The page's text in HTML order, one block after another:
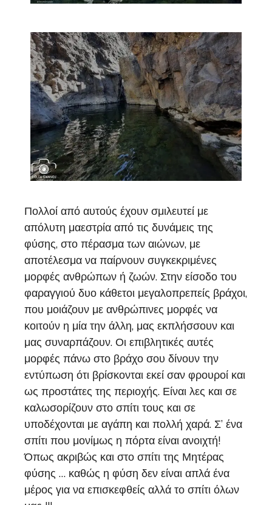
Πολλοί από αυτούς έχουν σμιλευτεί με
απόλυτη μαεστρία από τις δυνάμεις της
φύσης, στο πέρασμα των αιώνων, με
αποτέλεσμα να παίρνουν συγκεκριμένες
μορφές ανθρώπων ή ζωών. Στην είσοδο του
φαραγγιού δυο κάθετοι μεγαλοπρεπείς βράχοι,
που μοιάζουν με ανθρώπινες μορφές να
κοιτούν η μία την άλλη, μας εκπλήσσουν και
μας συναρπάζουν. Οι επιβλητικές αυτές
μορφές πάνω στο βράχο σου δίνουν την
εντύπωση ότι βρίσκονται εκεί σαν φρουροί και
ως προστάτες της περιοχής. Είναι λες και σε
καλωσορίζουν στο σπίτι τους και σε
υποδέχονται με αγάπη και πολλή χαρά. Σ’ ένα
σπίτι που μονίμως η πόρτα είναι ανοιχτή!
Όπως ακριβώς και στο σπίτι της Μητέρας
φύσης … καθώς η φύση δεν είναι απλά ένα
μέρος για να επισκεφθείς αλλά το σπίτι όλων